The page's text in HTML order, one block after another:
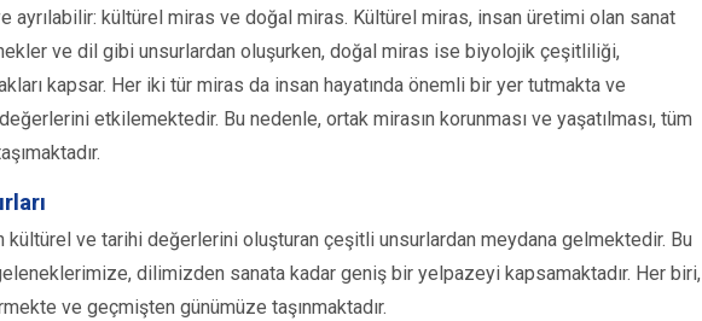
ayrılabilir: kültürel miras ve doğal miras. Kültürel miras, insan üretimi olan sanat
ve dil gibi unsurlardan oluşurken, doğal miras ise biyolojik çeşitliliği,
kapsar. Her iki tür miras da insan hayatında önemli bir yer tutmakta ve
etkilemektedir. Bu nedenle, ortak mirasın korunması ve yaşatılması, tüm
kültürel ve tarihi değerlerini oluşturan çeşitli unsurlardan meydana gelmektedir. Bu
dilimizden sanata kadar geniş bir yelpazeyi kapsamaktadır. Her biri,
ve geçmişten günümüze taşınmaktadır.